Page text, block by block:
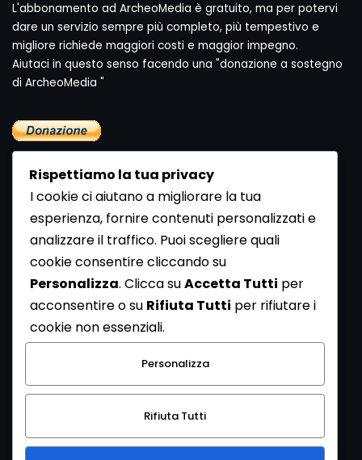
L'abbonamento ad ArcheoMedia è gratuito, ma per potervi
dare un servizio sempre più completo, più tempestivo e
migliore richiede maggiori costi e maggior impegno.
Aiutaci in questo senso facendo una "donazione a sostegno
di ArcheoMedia "
Newsletter
Se vuoi ricevere la Rivista gratuita di archeologia realizzata
dalla Redazione di ArcheoMedia iscriviti alla nostra
Newsletter [Clicca Qui]
Con l'invio del messaggio l'utente dichiara di aver letto
l’informativa sulla privacy e di acconsentire al trattamento
dei propri dati personali.
Rispettiamo la tua privacy
I cookie ci aiutano a migliorare la tua
esperienza, fornire contenuti personalizzati e
analizzare il traffico. Puoi scegliere quali
cookie consentire cliccando su
Personalizza. Clicca suAccetta Tutti per
acconsentire o su Rifiuta Tutti per rifiutare i
cookie non essenziali.
Personalizza
Rifiuta Tutti